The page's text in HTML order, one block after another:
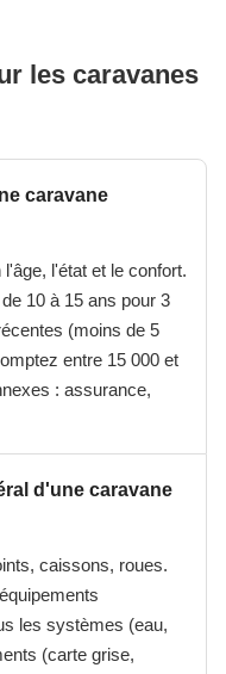
les caravanes
caravane
l'état et le confort.
10 à 15 ans pour 3
(moins de 5
entre 15 000 et
: assurance,
d'une caravane
caissons, roues.
les systèmes (eau,
(carte grise,